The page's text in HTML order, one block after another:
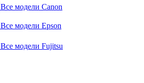
Все модели Canon
Все модели Epson
Все модели Fujitsu